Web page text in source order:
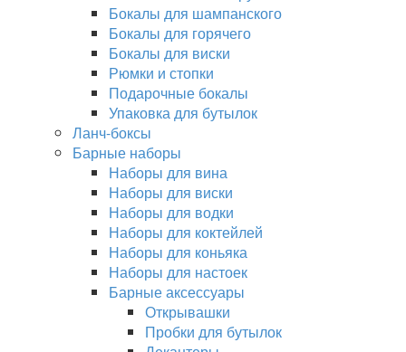
Бокалы для шампанского
Бокалы для горячего
Бокалы для виски
Рюмки и стопки
Подарочные бокалы
Упаковка для бутылок
Ланч-боксы
Барные наборы
Наборы для вина
Наборы для виски
Наборы для водки
Наборы для коктейлей
Наборы для коньяка
Наборы для настоек
Барные аксессуары
Открывашки
Пробки для бутылок